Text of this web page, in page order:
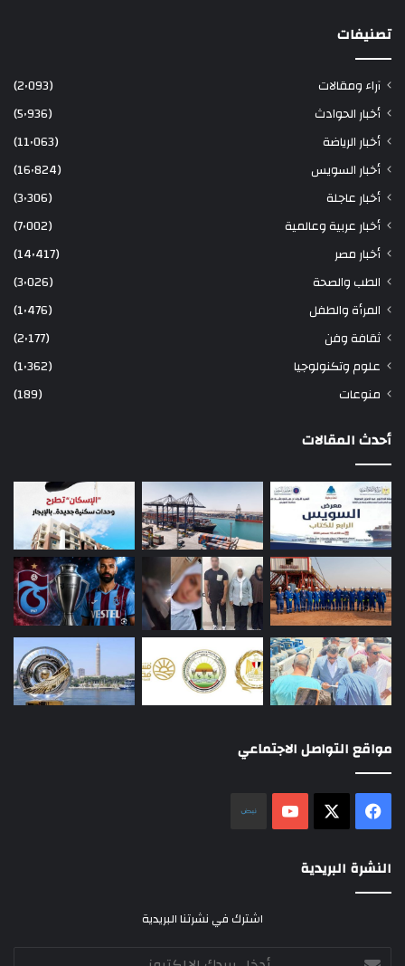
تصنيفات
آراء ومقالات
(2٬093)
أخبار الحوادث
(5٬936)
أخبار الرياضة
(11٬063)
أخبار السويس
(16٬824)
أخبار عاجلة
(3٬306)
أخبار عربية وعالمية
(7٬002)
أخبار مصر
(14٬417)
الطب والصحة
(3٬026)
المرأة والطفل
(1٬476)
ثقافة وفن
(2٬177)
علوم وتكنولوجيا
(1٬362)
منوعات
(189)
أحدث المقالات
مواقع التواصل الاجتماعي
فيسبوك ‫YouTube
النشرة البريدية
اشترك في نشرتنا البريدية
أدخل